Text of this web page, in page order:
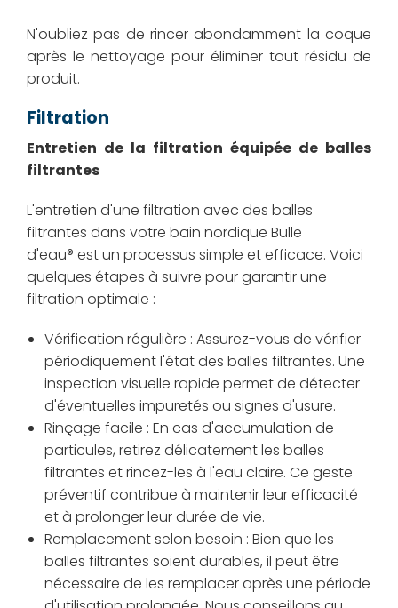
N'oubliez pas de rincer abondamment la coque
après le nettoyage pour éliminer tout résidu de
produit.
Filtration
Entretien de la filtration équipée de balles
filtrantes
L'entretien d'une filtration avec des balles
filtrantes dans votre bain nordique Bulle
d'eau® est un processus simple et efficace. Voici
quelques étapes à suivre pour garantir une
filtration optimale :
Vérification régulière : Assurez-vous de vérifier
périodiquement l'état des balles filtrantes. Une
inspection visuelle rapide permet de détecter
d'éventuelles impuretés ou signes d'usure.
Rinçage facile : En cas d'accumulation de
particules, retirez délicatement les balles
filtrantes et rincez-les à l'eau claire. Ce geste
préventif contribue à maintenir leur efficacité
et à prolonger leur durée de vie.
Remplacement selon besoin : Bien que les
balles filtrantes soient durables, il peut être
nécessaire de les remplacer après une période